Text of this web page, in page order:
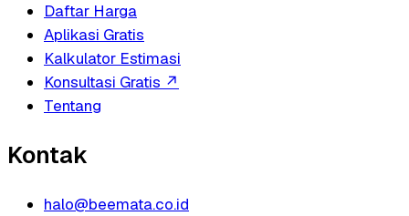
Daftar Harga
Aplikasi Gratis
Kalkulator Estimasi
Konsultasi Gratis ↗
Tentang
Kontak
halo@beemata.co.id